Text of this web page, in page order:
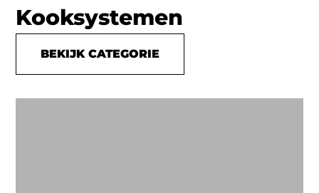
Kooksystemen
BEKIJK CATEGORIE